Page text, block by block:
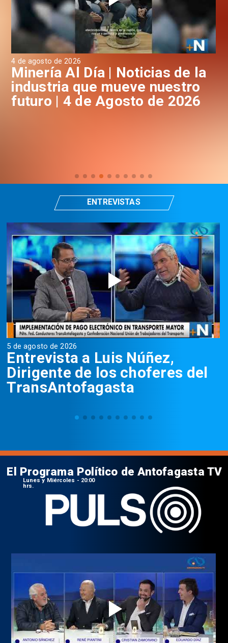
4 de agosto de 2026
Minería Al Día | Noticias de la
industria que mueve nuestro
futuro | 4 de Agosto de 2026
5 de agosto de 2026
Entrevista a Luis Núñez,
Dirigente de los choferes del
TransAntofagasta
ENTREVISTAS
El Programa Político de Antofagasta TV
Lunes y Miércoles - 20:00
hrs.